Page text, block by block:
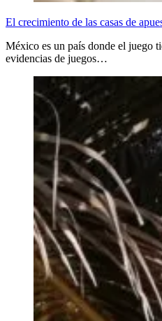
El crecimiento de las casas de
México es un país donde el juego
evidencias de juegos…